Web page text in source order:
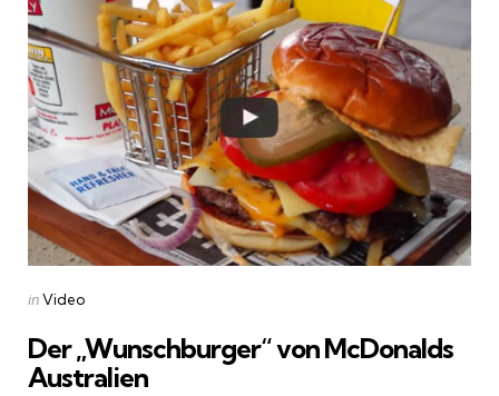
Categories
Posted
inVideo
Der „Wunschburger“ von McDonalds
Australien